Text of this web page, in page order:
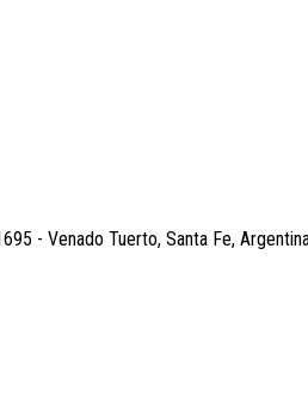
- Venado Tuerto, Santa Fe,